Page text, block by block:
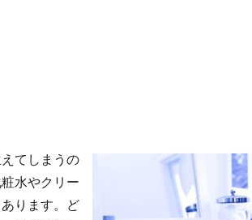
てしまうの
水やクリー
ります。ど